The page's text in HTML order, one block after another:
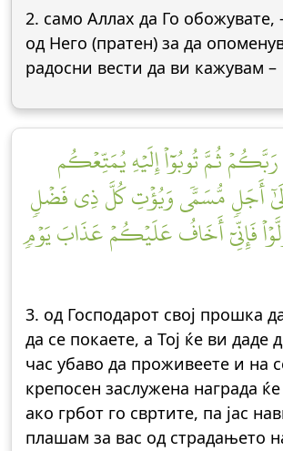
2. само Аллах да Го обожувате,
од Него (пратен) за да
радосни вести да ви кажувам –
رَبَّكُمۡ ثُمَّ تُوبُوٓاْ إِلَيۡهِ يُمَتِّعۡكُم
أَجَلٖ مُّسَمّٗى وَيُؤۡتِ كُلَّ ذِي فَضۡلٖ
فَإِنِّيٓ أَخَافُ عَلَيۡكُمۡ عَذَابَ يَوۡمٖ
3. од Господарот свој прошка
да се покаете, а Тој ќе ви даде
час убаво да проживеете и на
крепосен заслужена награда
ако грбот го свртите, па јас
плашам за вас од страдањето